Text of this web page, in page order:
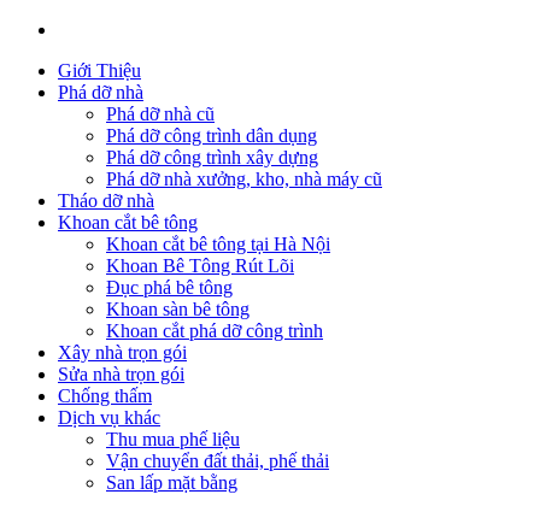
Giới Thiệu
Phá dỡ nhà
Phá dỡ nhà cũ
Phá dỡ công trình dân dụng
Phá dỡ công trình xây dựng
Phá dỡ nhà xưởng, kho, nhà máy cũ
Tháo dỡ nhà
Khoan cắt bê tông
Khoan cắt bê tông tại Hà Nội
Khoan Bê Tông Rút Lõi
Đục phá bê tông
Khoan sàn bê tông
Khoan cắt phá dỡ công trình
Xây nhà trọn gói
Sửa nhà trọn gói
Chống thấm
Dịch vụ khác
Thu mua phế liệu
Vận chuyển đất thải, phế thải
San lấp mặt bằng